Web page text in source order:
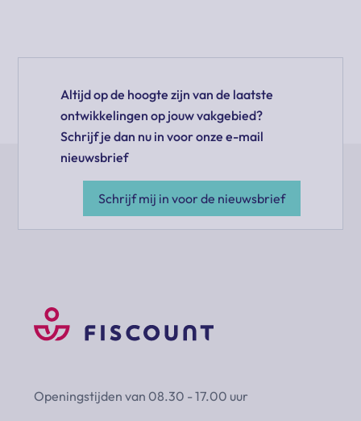
Altijd op de hoogte zijn van de laatste
ontwikkelingen op jouw vakgebied?
Schrijf je dan nu in voor onze e-mail
nieuwsbrief
Schrijf mij in voor de nieuwsbrief
Openingstijden van 08.30 - 17.00 uur